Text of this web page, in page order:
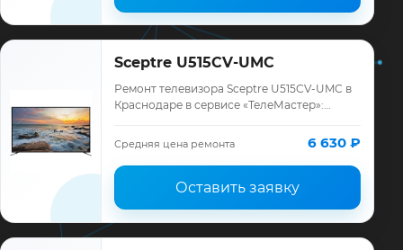
Sceptre U515CV-UMC
Ремонт телевизора Sceptre U515CV-UMC в
Краснодаре в сервисе «ТелеМастер»:
ремонта, запчасти и гарантия до 12
месяцев.
Средняя цена ремонта 6 630 ₽
Оставить заявку